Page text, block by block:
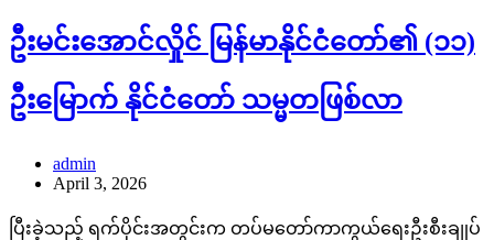
ဦးမင်းအောင်လှိုင် မြန်မာနိုင်ငံတော်၏ (၁၁)
ဦးမြောက် နိုင်ငံတော် သမ္မတဖြစ်လာ
admin
April 3, 2026
ပြီးခဲ့သည့် ရက်ပိုင်းအတွင်းက တပ်မတော်ကာကွယ်ရေးဦးစီးချုပ်